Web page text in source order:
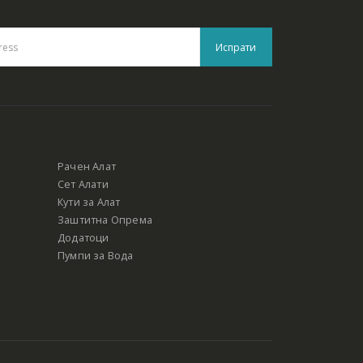
Рачен Алат
Сет Алати
Кути за Алат
Заштитна Опрема
Додатоци
Пумпи за Вода